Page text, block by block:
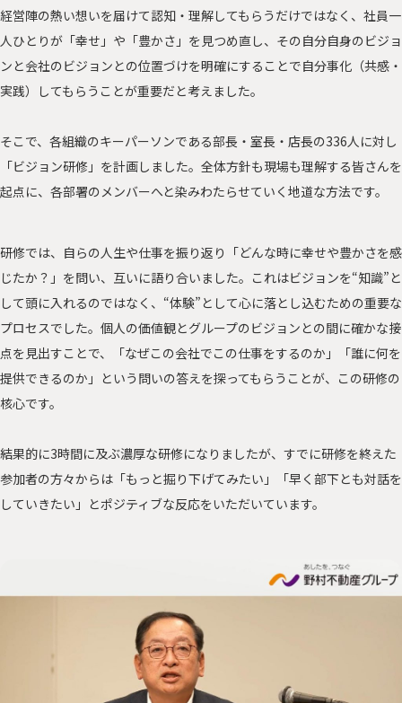
経営陣の熱い想いを届けて認知・理解してもらうだけではなく、社員一
人ひとりが「幸せ」や「豊かさ」を見つめ直し、その自分自身のビジョ
ンと会社のビジョンとの位置づけを明確にすることで自分事化（共感・
実践）してもらうことが重要だと考えました。
そこで、各組織のキーパーソンである部長・室長・店長の336人に対し
「ビジョン研修」を計画しました。全体方針も現場も理解する皆さんを
起点に、各部署のメンバーへと染みわたらせていく地道な方法です。
研修では、自らの人生や仕事を振り返り「どんな時に幸せや豊かさを感
じたか？」を問い、互いに語り合いました。これはビジョンを“知識”と
して頭に入れるのではなく、“体験”として心に落とし込むための重要な
プロセスでした。個人の価値観とグループのビジョンとの間に確かな接
点を見出すことで、「なぜこの会社でこの仕事をするのか」「誰に何を
提供できるのか」という問いの答えを探ってもらうことが、この研修の
核心です。
結果的に3時間に及ぶ濃厚な研修になりましたが、すでに研修を終えた
参加者の方々からは「もっと掘り下げてみたい」「早く部下とも対話を
していきたい」とポジティブな反応をいただいています。